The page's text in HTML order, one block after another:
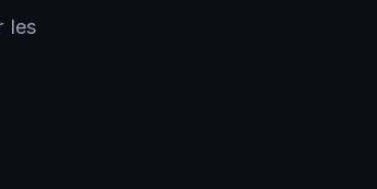
les